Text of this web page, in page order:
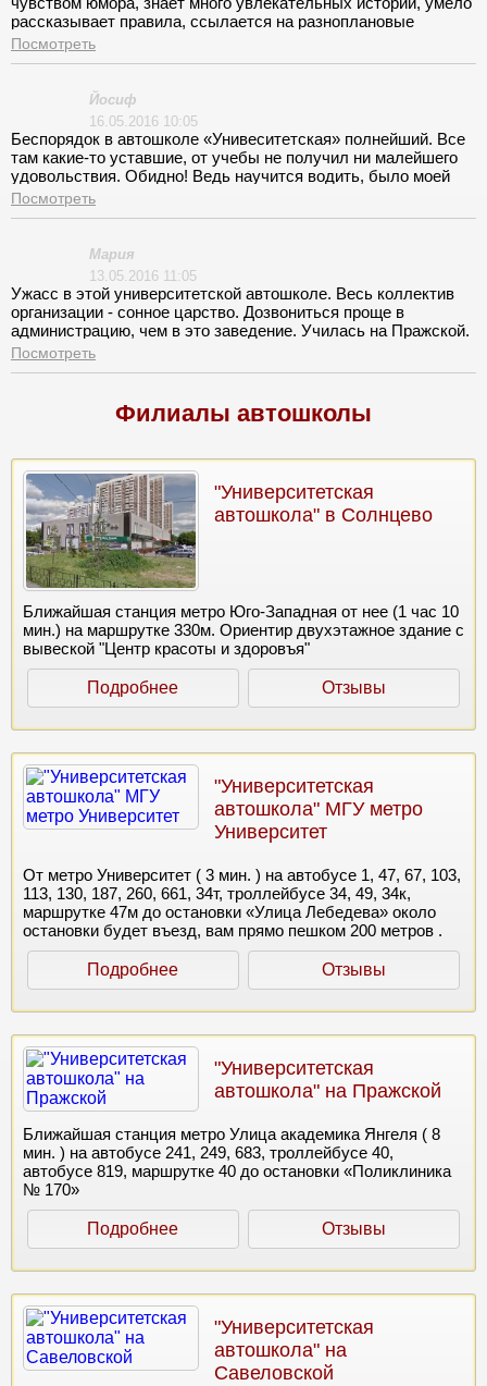
рассказывает правила, ссылается на разноплановые
источники, его советы пригодились и на вождении.
Справился и с практикой, показал класс на экзаменах, все
Посмотреть
Йосиф
16.05.2016 10:05
Беспорядок в автошколе «Унивеситетская» полнейший. Все
там какие-то уставшие, от учебы не получил ни малейшего
удовольствия. Обидно! Ведь научится водить, было моей
мечтой. Преподаватель практического курса грубоват,
неразборчиво бормочет что-то себе под нос. Да, не
пусть объясняет доходчиво. Площадку с горем пополам
отработали, а в городе возникало желание выйти из
автомобиля и убежать.
Посмотреть
Мария
13.05.2016 11:05
Ужасс в этой университетской автошколе. Весь коллектив
организации - сонное царство. Дозвониться проще в
администрацию, чем в это заведение. Училась на Пражской.
Меня поразило безразличие моего инструктора, его
нежелание слышать. Ему вопрос, а он откуда –то из далека
Вам бы переаттестацию провести. Честно говоря деньги на
ветер, нечего не сдала, беру уроки вождения у другого
Посмотреть
Филиалы автошколы
"Университетская
автошкола" в Солнцево
Ближайшая станция метро Юго-Западная от нее (1 час 10
мин.) на маршрутке 330м. Ориентир двухэтажное здание с
вывеской "Центр красоты и здоровъя"
Подробнее Отзывы
"Университетская
автошкола" МГУ метро
Университет
От метро Университет ( 3 мин. ) на автобусе 1, 47, 67, 103,
113, 130, 187, 260, 661, 34т, троллейбусе 34, 49, 34к,
маршрутке 47м до остановки «Улица Лебедева» около
остановки будет въезд, вам прямо пешком 200 метров .
Подробнее Отзывы
"Университетская
автошкола" на Пражской
Ближайшая станция метро Улица академика Янгеля ( 8
мин. ) на автобусе 241, 249, 683, троллейбусе 40,
автобусе 819, маршрутке 40 до остановки «Поликлиника
№ 170»
Подробнее Отзывы
"Университетская
автошкола" на
Савеловской